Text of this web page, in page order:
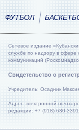
ФУТБОЛ
Сетевое издание
службе по надзору в сфере
коммуникаций
Свидетельство о
Учредитель: Осадник
Адрес электронной почты
редакции: +7 (918) 630-3391